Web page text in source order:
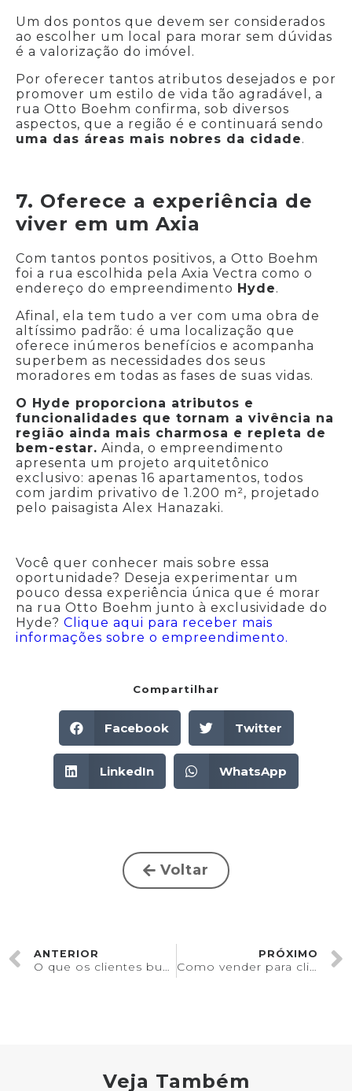
Um dos pontos que devem ser considerados
ao escolher um local para morar sem dúvidas
é a valorização do imóvel.
Por oferecer tantos atributos desejados e por
promover um estilo de vida tão agradável, a
rua Otto Boehm confirma, sob diversos
aspectos, que a região é e continuará sendo
uma das áreas mais nobres da cidade.
7. Oferece a experiência de
viver em um Axia
Com tantos pontos positivos, a Otto Boehm
foi a rua escolhida pela Axia Vectra como o
endereço do empreendimento Hyde.
Afinal, ela tem tudo a ver com uma obra de
altíssimo padrão: é uma localização que
oferece inúmeros benefícios e acompanha
superbem as necessidades dos seus
moradores em todas as fases de suas vidas.
O Hyde proporciona atributos e
funcionalidades que tornam a vivência na
região ainda mais charmosa e repleta de
bem-estar. Ainda, o empreendimento
apresenta um projeto arquitetônico
exclusivo: apenas 16 apartamentos, todos
com jardim privativo de 1.200 m², projetado
pelo paisagista Alex Hanazaki.
Você quer conhecer mais sobre essa
oportunidade? Deseja experimentar um
pouco dessa experiência única que é morar
na rua Otto Boehm junto à exclusividade do
Hyde? Clique aqui para receber mais
informações sobre o empreendimento.
Compartilhar
Facebook Twitter
LinkedIn WhatsApp
Voltar
ANTERIOR
O que os clientes buscam para fechar uma compra?
PRÓXIMO
Como vender para clientes de altíssimo padrão
Veja Também